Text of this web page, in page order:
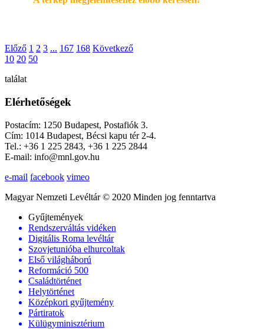
Előző 1 2 3 ... 167 168 Következő
10 20 50
találat
Elérhetőségek
Postacím: 1250 Budapest, Postafiók 3.
Cím: 1014 Budapest, Bécsi kapu tér 2-4.
Tel.: +36 1 225 2843, +36 1 225 2844
E-mail: info@mnl.gov.hu
e-mail facebook vimeo
Magyar Nemzeti Levéltár © 2020 Minden jog fenntartva
Gyűjtemények
Rendszerváltás vidéken
Digitális Roma levéltár
Szovjetunióba elhurcoltak
Első világháború
Reformáció 500
Családtörténet
Helytörténet
Középkori gyűjtemény
Pártiratok
Külügyminisztérium